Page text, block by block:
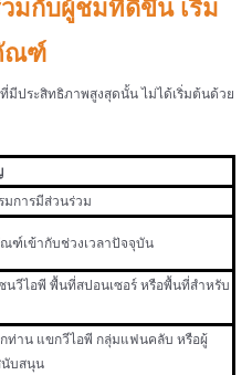
มกับผู้ชมที่ดีขึ้น เริ่ม
ณฑ์
ประสิทธิภาพสูงสุดนั้น ไม่ได้เริ่มต้นด้วย
การมีส่วนร่วม
ฑ์เข้ากับช่วงเวลาปัจจุบัน
นวีไอพี พื้นที่สปอนเซอร์ หรือพื้นที่สำหรับ
ท่าน แขกวีไอพี กลุ่มแฟนคลับ หรือผู้
นับสนุน